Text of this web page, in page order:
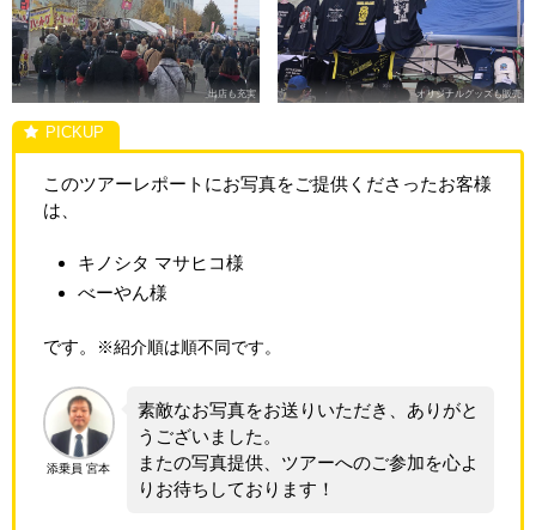
出店も充実 オリジナルグッズも販売
このツアーレポートにお写真をご提供くださったお客様
は、
キノシタ マサヒコ様
べーやん様
です。 ※紹介順は順不同です。
添乗員 宮本
素敵なお写真をお送りいただき、ありがと
うございました。
またの写真提供、ツアーへのご参加を心よ
りお待ちしております！